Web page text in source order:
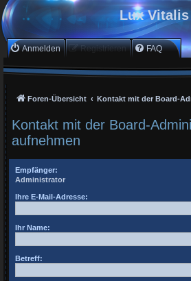
Lux Vitalis
Anmelden Registrieren FAQ
Foren-Übersicht Kontakt mit der Board-
Kontakt mit der Board-
aufnehmen
Empfänger:
Administrator
Ihre E-Mail-Adresse:
Ihr Name:
Betreff: